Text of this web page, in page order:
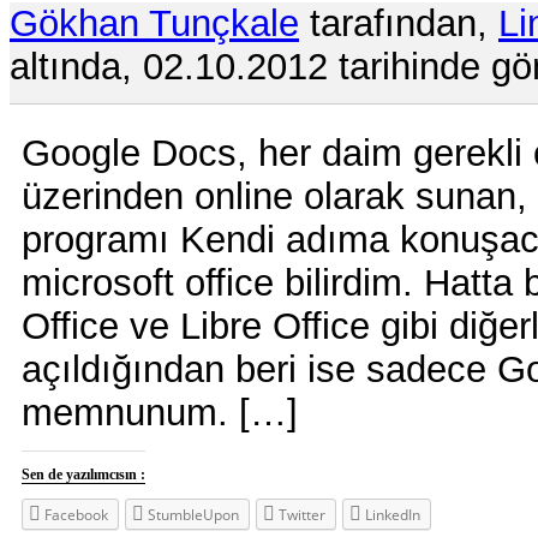
Gökhan Tunçkale tarafından,
altında, 02.10.2012 tarihinde
Google Docs, her daim gerekli
üzerinden online olarak
programı Kendi adıma
microsoft office bilirdim. Hatta
Office ve Libre Office gibi
açıldığından beri ise sadece
memnunum. […]
Sen de yazılımcısın :
Facebook StumbleUpon Twitter LinkedIn